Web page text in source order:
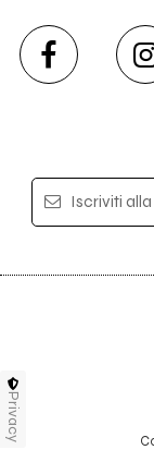
Iscriviti
Privacy